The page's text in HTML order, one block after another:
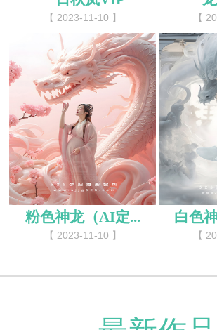
【 2023-11-10 】 【
粉色神龙（AI定...
【 2023-11-10 】
白色
【